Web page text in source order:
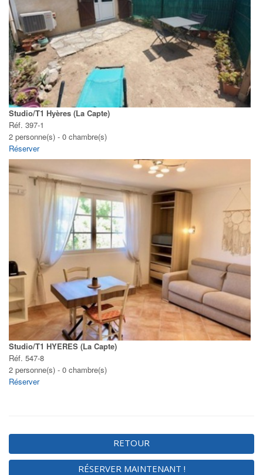
Studio/T1 Hyères (La Capte)
Réf. 397-1
2 personne(s) - 0 chambre(s)
Réserver
Studio/T1 HYERES (La Capte)
Réf. 547-8
2 personne(s) - 0 chambre(s)
Réserver
RETOUR
RÉSERVER MAINTENANT !